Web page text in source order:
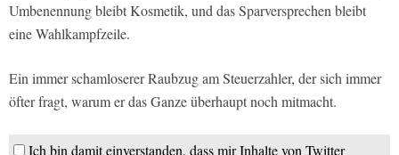
Umbenennung bleibt Kosmetik, und das Sparversprechen bleibt
eine Wahlkampfzeile.
Ein immer schamloserer Raubzug am Steuerzahler, der sich immer
öfter fragt, warum er das Ganze überhaupt noch mitmacht.
Ich bin damit einverstanden, dass mir Inhalte von Twitter